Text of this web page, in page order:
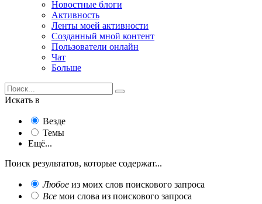
Новостные блоги
Активность
Ленты моей активности
Созданный мной контент
Пользователи онлайн
Чат
Больше
Искать в
Везде
Темы
Ещё...
Поиск результатов, которые содержат...
Любое из моих слов поискового запроса
Все мои слова из поискового запроса